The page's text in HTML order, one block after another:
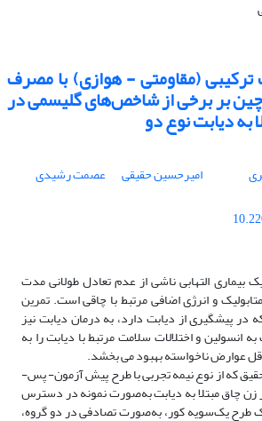
ترکیبی (مقاومتی - هوازی) با مصرف
بر برخی از شاخص‌های گلیسمی در
به دیابت نوع دو
امیرحسین حقیقی
عصمت رشیدی
التهابی ناشی از عدم تعادل طولانی مدت
و انرژی اضافی مرتبط با چاقی است. تمرین
در پیشگیری از دیابت دارد، به درمان دیابت نیز
و اختلالات سلامت مرتبط با دیابت را به
عوارض ناخواسته بهبود می بخشد.
که از نوع نیمه تجربی با طرح پیش­ آزمون- پس­
بود، تعداد 23 نفر زن چاق مبتلا به دیابت به‌صورت نمونه در دسترس
یک طرح یک‌سویه کور، به‌صورت تصادفی در دو گروه،